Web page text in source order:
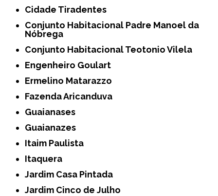
Cidade Tiradentes
Conjunto Habitacional Padre Manoel da
Nóbrega
Conjunto Habitacional Teotonio Vilela
Engenheiro Goulart
Ermelino Matarazzo
Fazenda Aricanduva
Guaianases
Guaianazes
Itaim Paulista
Itaquera
Jardim Casa Pintada
Jardim Cinco de Julho